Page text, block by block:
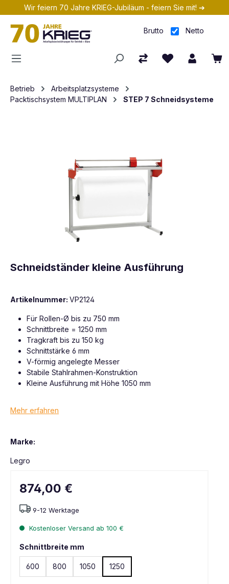
Zum Hauptinhalt springen
Wir feiern 70 Jahre KRIEG-Jubiläum - feiern Sie mit! ➔
Brutto Netto
Betrieb
Arbeitsplatzsysteme
Packtischsystem MULTIPLAN
STEP 7 Schneidsysteme
Schneidständer kleine Ausführung
Artikelnummer: VP2124
Für Rollen-Ø bis zu 750 mm
Schnittbreite = 1250 mm
Tragkraft bis zu 150 kg
Schnittstärke 6 mm
V-förmig angelegte Messer
Stabile Stahlrahmen-Konstruktion
Kleine Ausführung mit Höhe 1050 mm
Mehr erfahren
Marke:
Legro
874,00 €
9-12 Werktage
Kostenloser Versand ab 100 €
Schnittbreite mm
600 800 1050 1250